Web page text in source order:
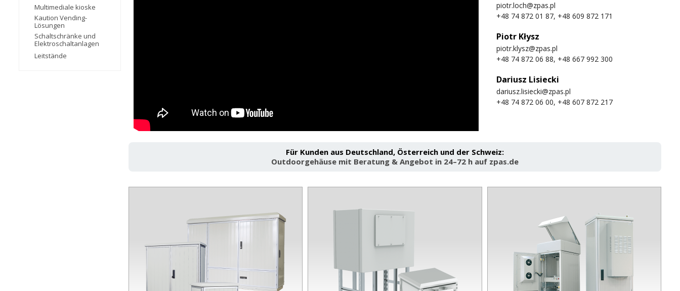
piotr.loch@zpas.pl
+48 74 872 01 87, +48 609 872 171
Piotr Kłysz
piotr.klysz@zpas.pl
+48 74 872 06 88, +48 667 992 300
Dariusz Lisiecki
dariusz.lisiecki@zpas.pl
+48 74 872 06 00, +48 607 872 217
Für Kunden aus Deutschland, Österreich und der Schweiz:
Outdoorgehäuse mit Beratung & Angebot in 24–72 h auf zpas.de
Multimediale kioske
Kaution Vending-
Lösungen
Schaltschränke und
Elektroschaltanlagen
Leitstände